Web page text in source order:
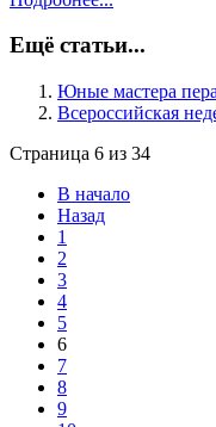
Ещё статьи...
Юные мастера
Всероссийская
Страница 6 из 34
В начало
Назад
1
2
3
4
5
6
7
8
9